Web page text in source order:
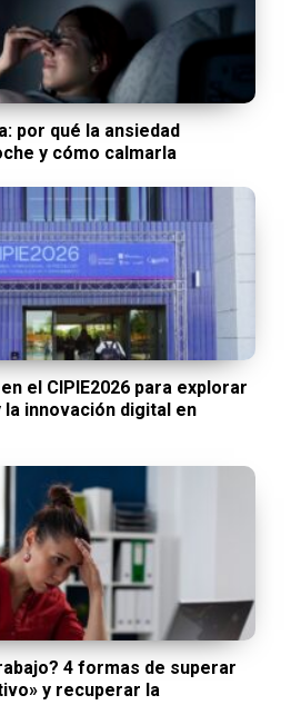
por qué la ansiedad
y cómo calmarla
el CIPIE2026 para explorar
innovación digital en
4 formas de superar
y recuperar la